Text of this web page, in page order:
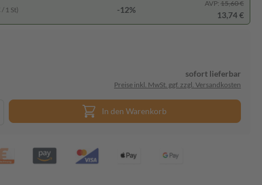
1 St) -12%
AVP: 15,60 €
13,74 €
sofort lieferbar
Preise inkl. MwSt. ggf. zzgl. Versandkosten
In den Warenkorb